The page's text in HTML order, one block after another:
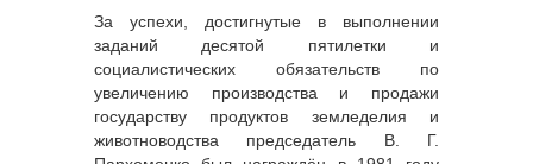
За успехи, достигнутые в выполнении
заданий десятой пятилетки и
социалистических обязательств по
увеличению производства и продажи
государству продуктов земледелия и
животноводства председатель В. Г.